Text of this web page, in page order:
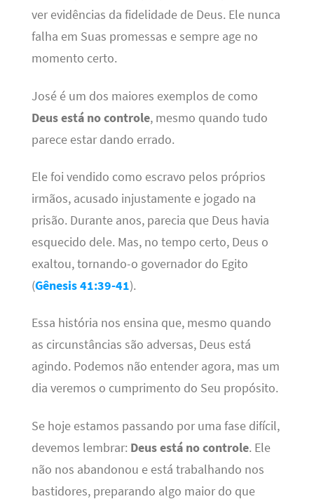
ver evidências da fidelidade de Deus. Ele nunca
falha em Suas promessas e sempre age no
momento certo.
José é um dos maiores exemplos de como
Deus está no controle, mesmo quando tudo
parece estar dando errado.
Ele foi vendido como escravo pelos próprios
irmãos, acusado injustamente e jogado na
prisão. Durante anos, parecia que Deus havia
esquecido dele. Mas, no tempo certo, Deus o
exaltou, tornando-o governador do Egito
(Gênesis 41:39-41).
Essa história nos ensina que, mesmo quando
as circunstâncias são adversas, Deus está
agindo. Podemos não entender agora, mas um
dia veremos o cumprimento do Seu propósito.
Se hoje estamos passando por uma fase difícil,
devemos lembrar: Deus está no controle. Ele
não nos abandonou e está trabalhando nos
bastidores, preparando algo maior do que